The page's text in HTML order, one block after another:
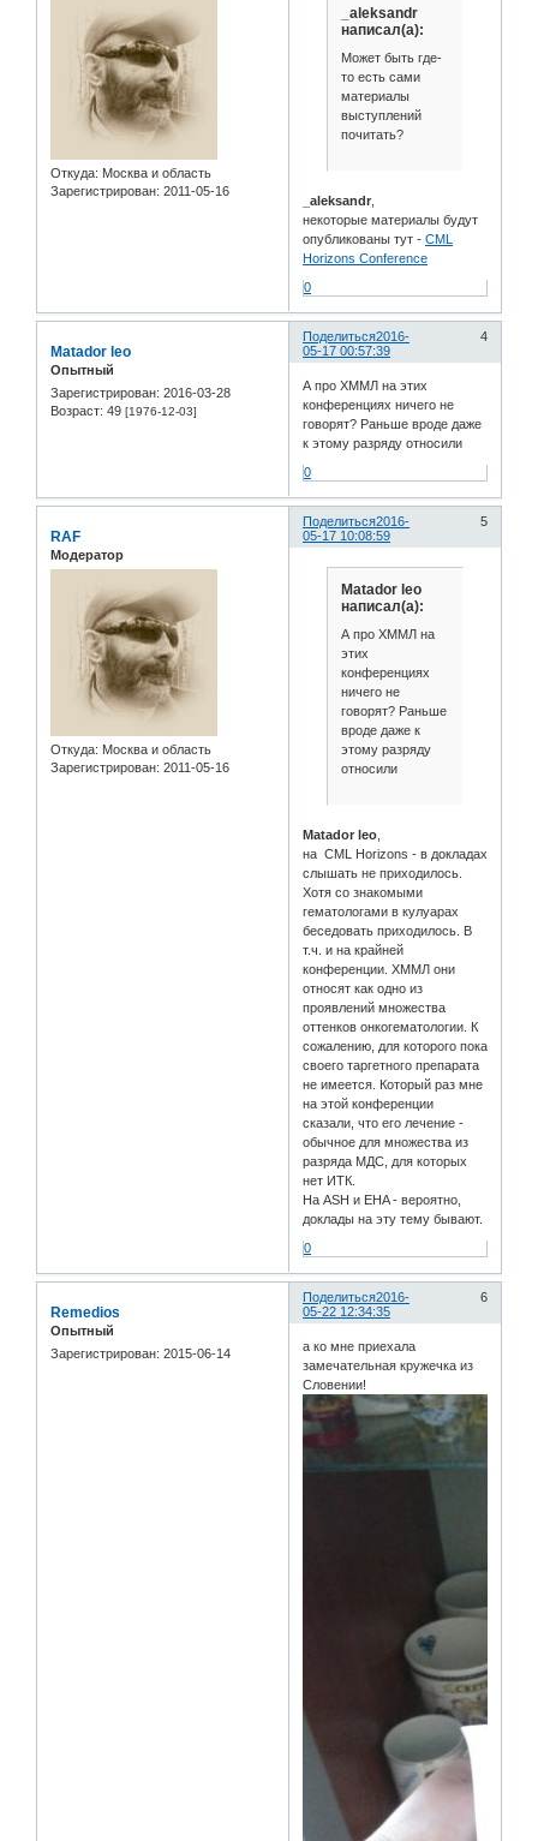
Откуда: Москва и область
Зарегистрирован: 2011-05-16
_aleksandr
написал(а):
Может быть где-
то есть сами
материалы
выступлений
почитать?
_aleksandr
некоторые материалы будут
опубликованы тут -CML
Horizons Conference
0
Поделиться 4
2016-
05-17 00:57:39
Matador leo
Опытный
Зарегистрирован: 2016-03-28
Возраст: 49 [1976-12-03]
А про ХММЛ на этих
конференциях ничего не
говорят? Раньше вроде даже
к этому разряду относили
0
Поделиться 5
2016-
05-17 10:08:59
RAF
Модератор
Откуда: Москва и область
Зарегистрирован: 2011-05-16
Matador leo
написал(а):
А про ХММЛ на
этих
конференциях
ничего не
говорят? Раньше
вроде даже к
этому разряду
относили
Matador leo
на CML Horizons - в докладах
слышать не приходилось.
Хотя со знакомыми
гематологами в кулуарах
беседовать приходилось. В
т.ч. и на крайней
конференции. ХММЛ они
относят как одно из
проявлений множества
оттенков онкогематологии. К
сожалению, для которого пока
своего таргетного препарата
не имеется. Который раз мне
на этой конференции
сказали, что его лечение -
обычное для множества из
разряда МДС, для которых
нет ИТК.
На ASH и EHA - вероятно,
доклады на эту тему бывают.
0
Поделиться 6
2016-
05-22 12:34:35
Remedios
Опытный
Зарегистрирован: 2015-06-14
а ко мне приехала
замечательная кружечка из
Словении!